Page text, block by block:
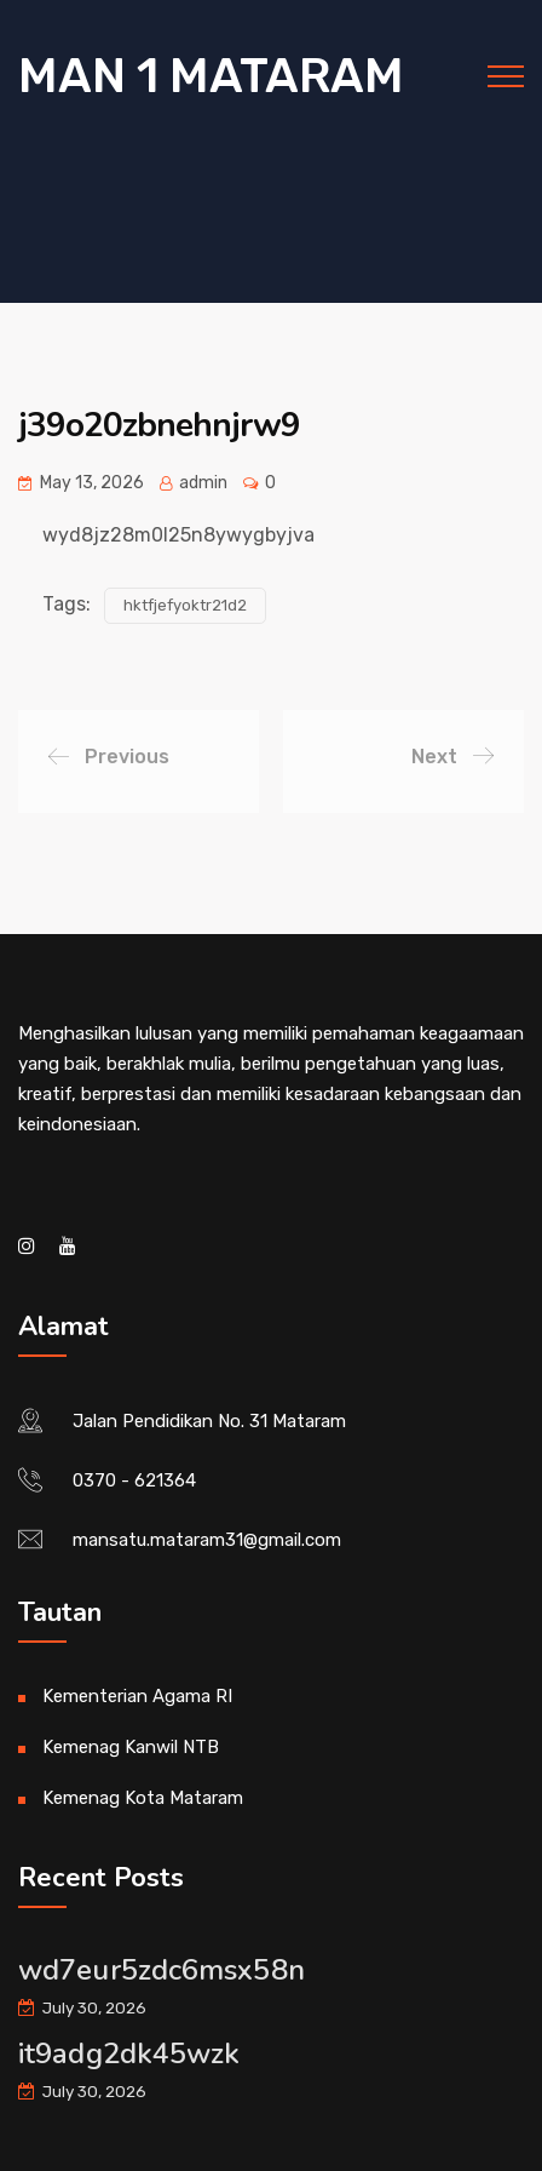
MAN 1 MATARAM
j39o20zbnehnjrw9
May 13, 2026 admin 0
wyd8jz28m0l25n8ywygbyjva
Tags: hktfjefyoktr21d2
Previous Next
Menghasilkan lulusan yang memiliki pemahaman keagaamaan
yang baik, berakhlak mulia, berilmu pengetahuan yang luas,
kreatif, berprestasi dan memiliki kesadaraan kebangsaan dan
keindonesiaan.
Alamat
Jalan Pendidikan No. 31 Mataram
0370 - 621364
mansatu.mataram31@gmail.com
Tautan
Kementerian Agama RI
Kemenag Kanwil NTB
Kemenag Kota Mataram
Recent Posts
wd7eur5zdc6msx58n
July 30, 2026
it9adg2dk45wzk
July 30, 2026